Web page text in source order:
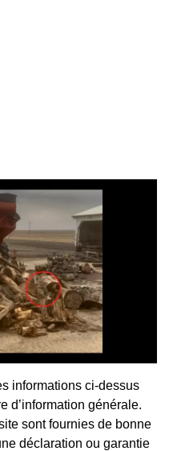
informations ci-dessus
d’information générale.
sont fournies de bonne
déclaration ou garantie